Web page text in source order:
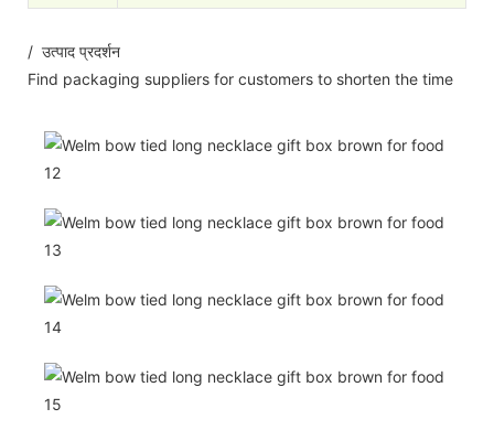
/ उत्पाद प्रदर्शन
Find packaging suppliers for customers to shorten the time